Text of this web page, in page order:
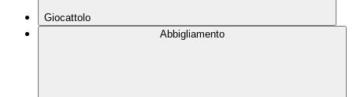
Giocattolo
Abbigliamento